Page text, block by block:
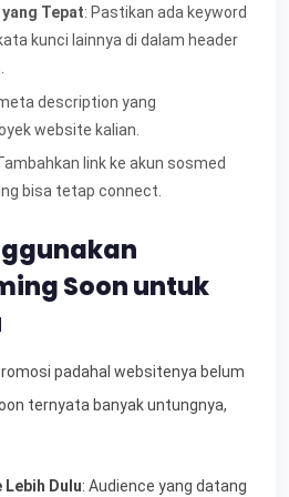
Tepat: Pastikan ada keyword
kunci lainnya di dalam header
description yang
website kalian.
link ke akun sosmed
bisa tetap connect.
Soon untuk
padahal websitenya belum
ternyata banyak untungnya,
Lebih Dulu: Audience yang datang